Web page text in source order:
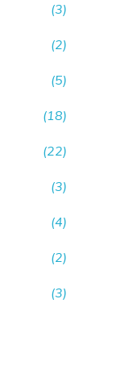
(3)
(2)
(5)
(18)
(22)
(3)
(4)
(2)
(3)